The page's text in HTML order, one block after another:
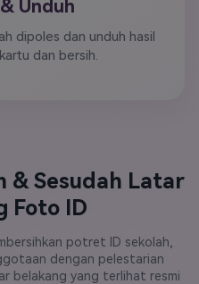
Unduh
dipoles dan unduh hasil
dan bersih.
& Sesudah Latar
Foto ID
potret ID sekolah,
dengan pelestarian
belakang yang terlihat resmi